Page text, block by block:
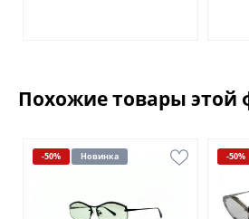
Похожие товары
-50% Новинка -50%